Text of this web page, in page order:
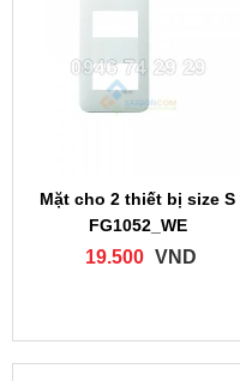
Mặt cho 2 thiết bị size S
FG1052_WE
19.500 VND